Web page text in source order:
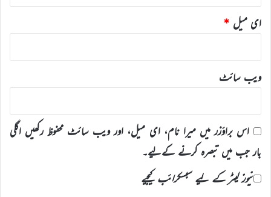
ای میل *
ویب‌ سائٹ
اس براؤزر میں میرا نام، ای میل، اور ویب سائٹ محفوظ رکھیں اگلی
بار جب میں تبصرہ کرنے کےلیے۔
نیوز لیٹر کے لیے سبسکرائب کیجیے